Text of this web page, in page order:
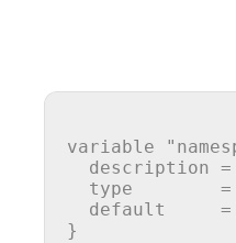
variable
  description
=
  type
  default
=
}